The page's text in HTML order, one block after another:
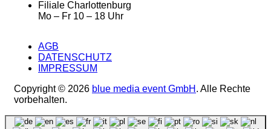
Filiale Charlottenburg
Mo – Fr 10 – 18 Uhr
AGB
DATENSCHUTZ
IMPRESSUM
Copyright © 2026 blue media event GmbH . Alle Rechte
vorbehalten.